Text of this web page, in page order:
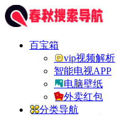
百宝箱
vip视频解析
智能电视APP
电脑壁纸
外卖红包
分类导航